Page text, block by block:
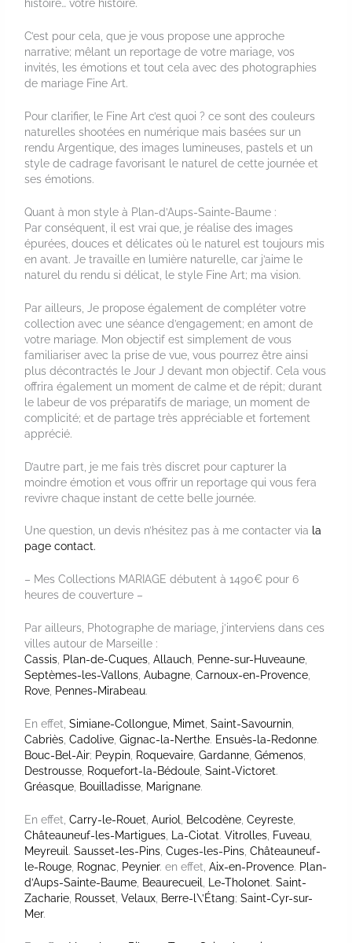
histoire… vôtre histoire.
C’est pour cela, que je vous propose une approche
narrative; mêlant un reportage de votre mariage, vos
invités, les émotions et tout cela avec des photographies
de mariage Fine Art.
Pour clarifier, le Fine Art c’est quoi ? ce sont des couleurs
naturelles shootées en numérique mais basées sur un
rendu Argentique, des images lumineuses, pastels et un
style de cadrage favorisant le naturel de cette journée et
ses émotions.
Quant à mon style à Plan-d’Aups-Sainte-Baume :
Par conséquent, il est vrai que, je réalise des images
épurées, douces et délicates où le naturel est toujours mis
en avant. Je travaille en lumière naturelle, car j’aime le
naturel du rendu si délicat, le style Fine Art; ma vision.
Par ailleurs, Je propose également de compléter votre
collection avec une séance d’engagement; en amont de
votre mariage. Mon objectif est simplement de vous
familiariser avec la prise de vue, vous pourrez être ainsi
plus décontractés le Jour J devant mon objectif. Cela vous
offrira également un moment de calme et de répit; durant
le labeur de vos préparatifs de mariage, un moment de
complicité; et de partage très appréciable et fortement
apprécié.
D’autre part, je me fais très discret pour capturer la
moindre émotion et vous offrir un reportage qui vous fera
revivre chaque instant de cette belle journée.
Une question, un devis n’hésitez pas à me contacter via la
page contact.
– Mes Collections MARIAGE débutent à 1490€ pour 6
heures de couverture –
Par ailleurs, Photographe de mariage, j’interviens dans ces
villes autour de Marseille :
Cassis Plan-de-Cuques ,Allauch Penne-sur-Huveaune
Septèmes-les-Vallons ,Aubagne ,Carnoux-en-Provence
Rove Pennes-Mirabeau.
En effet,Simiane-Collongue, Mimet ,Saint-Savournin
Cabriès ,Cadolive ,Gignac-la-Nerthe. Ensuès-la-Redonne.
Bouc-Bel-Air; Peypin Roquevaire ,Gardanne ,Gémenos
Destrousse Roquefort-la-Bédoule ,Saint-Victoret.
Gréasque Bouilladisse Marignane.
En effet,Carry-le-Rouet ,Auriol Belcodène ,Ceyreste
Châteauneuf-les-Martigues
La-Ciotat.Vitrolles Fuveau
Meyreuil .Sausset-les-Pins ,Cuges-les-Pins ,Châteauneuf-
le-Rouge Rognac Peynier. en effet,Aix-en-Provence. Plan-
d’Aups-Sainte-Baume Beaurecueil Le-Tholonet.Saint-
Zacharie Rousset ,Velaux Berre-l\’Étang;Saint-Cyr-sur-
Mer.